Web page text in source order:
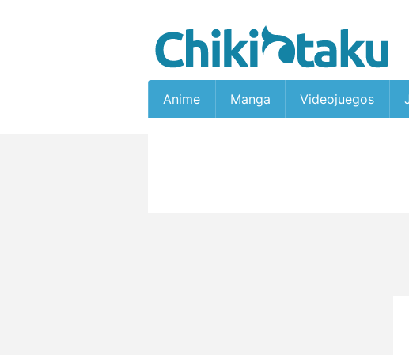
Anime Manga Videojuegos